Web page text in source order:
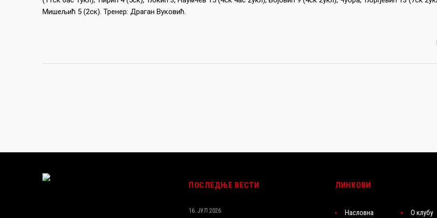
Мишељић 5 (2ск). Тренер: Драган Вуковић.
ПОСЛЕДЊЕ ВЕСТИ
16. ЈУЛ 2026.
ЛИНКОВИ
Насловна О клубу